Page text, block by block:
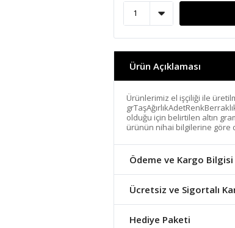
Ürün Açıklaması
Ürünlerimiz el işçiliği ile
olduğu için belirtilen altın
ürünün nihai bilgilerine göre
Ödeme ve Kargo Bilgisi
Ücretsiz ve Sigortalı
Hediye Paketi